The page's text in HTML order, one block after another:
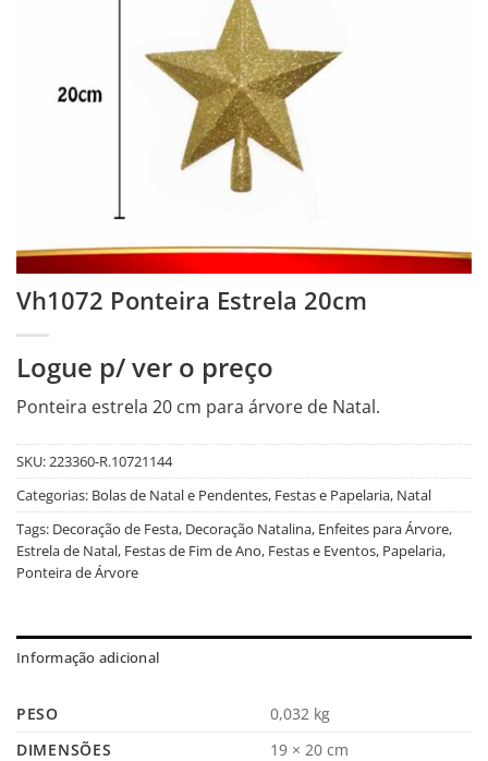
Vh1072 Ponteira Estrela 20cm
Logue p/ ver o preço
Ponteira estrela 20 cm para árvore de Natal.
SKU:223360-R.10721144
Categorias: Bolas de Natal e Pendentes, Festas e Papelaria, Natal
Tags: Decoração de Festa, Decoração Natalina, Enfeites para Árvore,
Estrela de Natal, Festas de Fim de Ano, Festas e Eventos, Papelaria,
Ponteira de Árvore
Informação adicional
PESO
0,032 kg
DIMENSÕES
19 × 20 cm